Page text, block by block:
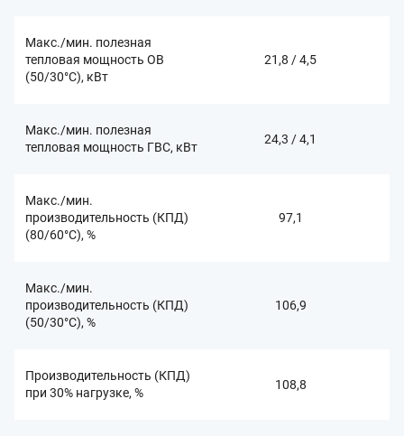
Макс./мин. полезная
тепловая мощность ОВ
(50/30°С), кВт
21,8 / 4,5
Макс./мин. полезная
тепловая мощность ГВС, кВт
24,3 / 4,1
Макс./мин.
производительность (КПД)
(80/60°С), %
97,1
Макс./мин.
производительность (КПД)
(50/30°С), %
106,9
Производительность (КПД)
при 30% нагрузке, %
108,8